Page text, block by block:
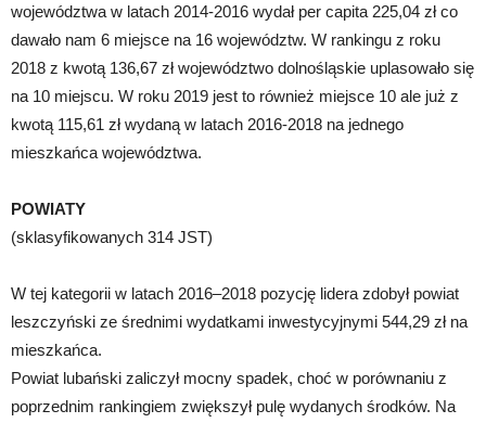
województwa w latach 2014-2016 wydał per capita 225,04 zł co
dawało nam 6 miejsce na 16 województw. W rankingu z roku
2018 z kwotą 136,67 zł województwo dolnośląskie uplasowało się
na 10 miejscu. W roku 2019 jest to również miejsce 10 ale już z
kwotą 115,61 zł wydaną w latach 2016-2018 na jednego
mieszkańca województwa.
POWIATY
(sklasyfikowanych 314 JST)
W tej kategorii w latach 2016–2018 pozycję lidera zdobył powiat
leszczyński ze średnimi wydatkami inwestycyjnymi 544,29 zł na
mieszkańca.
Powiat lubański zaliczył mocny spadek, choć w porównaniu z
poprzednim rankingiem zwiększył pulę wydanych środków. Na